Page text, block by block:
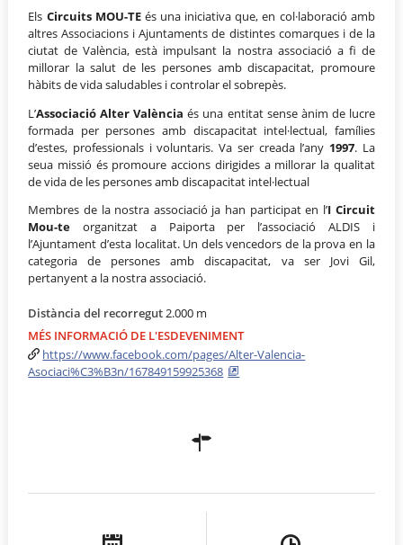
Els Circuits MOU-TEés una iniciativa que, en col·laboració amb
altres Associacions i Ajuntaments de distintes comarques i de la
ciutat de València, està impulsant la nostra associació a fi de
millorar la salut de les persones amb discapacitat, promoure
hàbits de vida saludables i controlar el sobrepès.
L’Associació Alter València és una entitat sense ànim de lucre
formada per persones amb discapacitat intel·lectual, famílies
d’estes, professionals i voluntaris. Va ser creada l’any 1997. La
seua missió és promoure accions dirigides a millorar la qualitat
de vida de les persones amb discapacitat intel·lectual
Membres de la nostra associació ja han participat en l’I Circuit
Mou-te organitzat a Paiporta per l’associació ALDIS i
l’Ajuntament d’esta localitat. Un dels vencedors de la prova en la
categoria de persones amb discapacitat, va ser Jovi Gil,
pertanyent a la nostra associació.
Distància del recorregut2.000 m
MÉS INFORMACIÓ DE L'ESDEVENIMENT
https://www.facebook.com/pages/Alter-Valencia-
Asociaci%C3%B3n/167849159925368